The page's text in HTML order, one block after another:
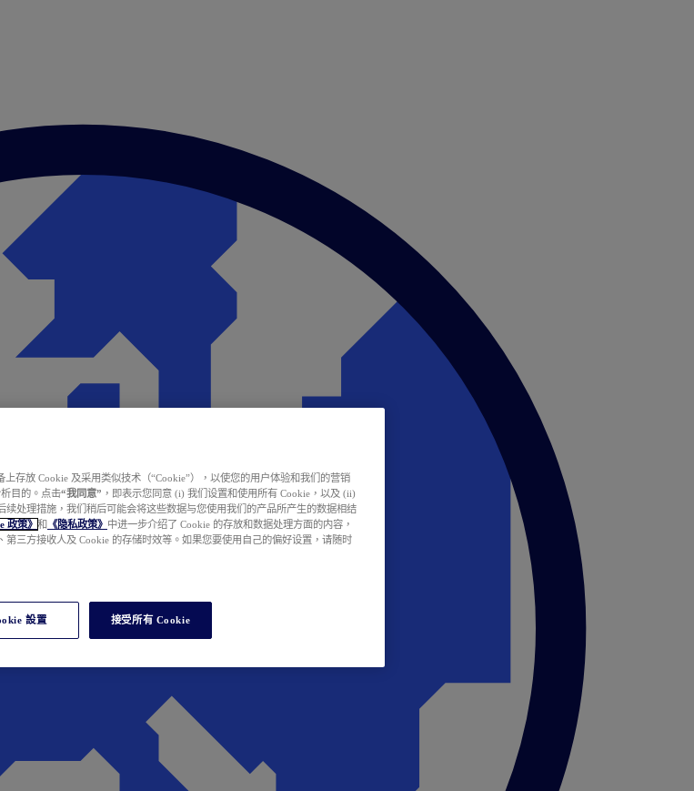
上存放 Cookie 及采用类似技术（“Cookie”），以使您的用户体验和我们的营销
目的。点击“我同意” ，即表示您同意 (i) 我们设置和使用所有 Cookie，以及 (ii)
续处理措施，我们稍后可能会将这些数据与您使用我们的产品所产生的数据相结
政策》 和 《隐私政策》 中进一步介绍了 Cookie 的存放和数据处理方面的内容，
第三方接收人及 Cookie 的存储时效等。如果您要使用自己的偏好设置，请随时
設置 接受所有 Cookie